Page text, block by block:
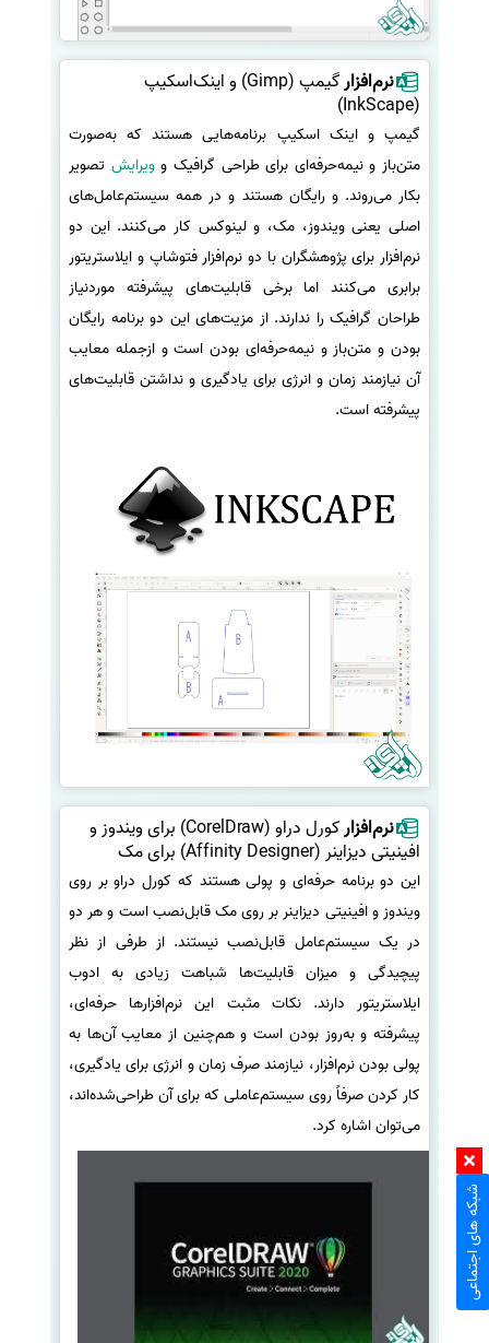
نرم‌افزار
گیمپ (Gimp) و اینک‌اسکیپ
(InkScape)
گیمپ و اینک اسکیپ برنامه‌هایی هستند که به‌صورت
متن‌باز و نیمه‌حرفه‌ای برای طراحی گرافیک وویرایش تصویر
بکار می‌روند. و رایگان هستند و در همه سیستم‌عامل‌های
اصلی یعنی ویندوز، مک، و لینوکس کار می‌کنند. این دو
نرم‌افزار برای پژوهشگران با دو نرم‌افزار فتوشاپ و ایلاستریتور
برابری می‌کنند اما برخی قابلیت‌های پیشرفته موردنیاز
طراحان گرافیک را ندارند. از مزیت‌های این دو برنامه رایگان
بودن و متن‌باز و نیمه‌حرفه‌ای بودن است و ازجمله معایب
آن نیازمند زمان و انرژی برای یادگیری و نداشتن قابلیت‌های
پیشرفته است.
نرم‌افزار
کورل دراو (CorelDraw) برای ویندوز و
افینیتی دیزاینر (Affinity Designer) برای مک
این دو برنامه حرفه‌ای و پولی هستند که کورل دراو بر روی
ویندوز و افینیتی دیزاینر بر روی مک قابل‌نصب است و هر دو
در یک سیستم‌عامل قابل‌نصب نیستند. از طرفی از نظر
پیچیدگی و میزان قابلیت‌ها شباهت زیادی به ادوب
ایلاستریتور دارند. نکات مثبت این نرم‌افزارها حرفه‌ای،
پیشرفته و به‌روز بودن است و هم‌چنین از معایب آن‌ها به
پولی بودن نرم‌افزار، نیازمند صرف زمان و انرژی برای یادگیری،
کار کردن صرفاً روی سیستم‌عاملی که برای آن طراحی‌شده‌اند،
می‌توان اشاره کرد.
شبکه های اجتماعی